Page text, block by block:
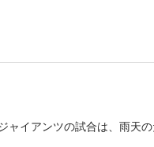
ャイアンツの試合は、雨天